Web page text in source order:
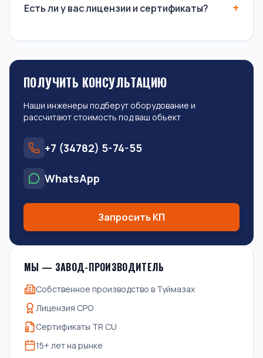
Есть ли у вас лицензии и сертификаты?
ПОЛУЧИТЬ КОНСУЛЬТАЦИЮ
Наши инженеры подберут оборудование и
рассчитают стоимость под ваш объект
+7 (34782) 5-74-55
WhatsApp
Запросить КП
МЫ — ЗАВОД-ПРОИЗВОДИТЕЛЬ
Собственное производство в Туймазах
Лицензия СРО
Сертификаты TR CU
15+ лет на рынке